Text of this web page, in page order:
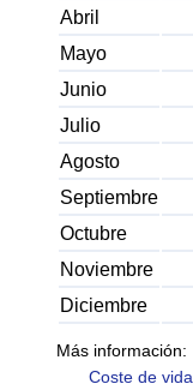
Abril
Mayo
Junio
Julio
Agosto
Septiembre
Octubre
Noviembre
Diciembre
Más información:
Coste de vida